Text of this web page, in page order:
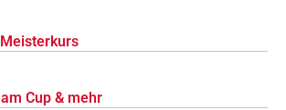
Cup & mehr